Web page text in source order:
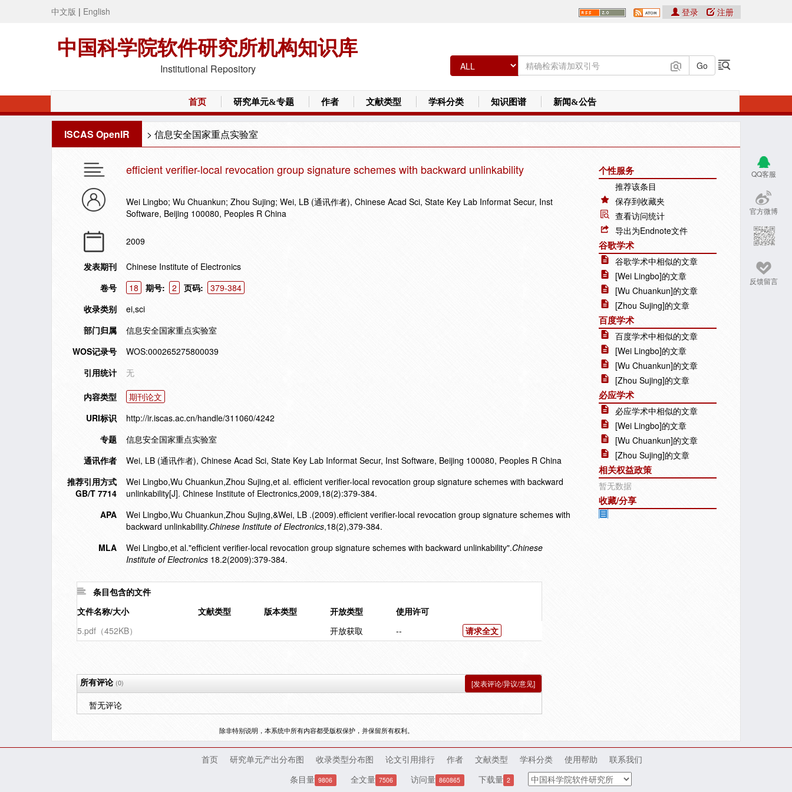
中文版 | English
中国科学院软件研究所机构知识库
Institutional Repository
登录 注册
首页 研究单元&专题 作者 文献类型 学科分类 知识图谱 新闻&公告
ISCAS OpenIR > 信息安全国家重点实验室
QQ客服
官方微博
反馈留言
efficient verifier-local revocation group signature schemes with backward unlinkability
Wei Lingbo; Wu Chuankun; Zhou Sujing; Wei, LB (通讯作者), Chinese Acad Sci, State Key Lab Informat Secur, Inst
Software, Beijing 100080, Peoples R China
2009
发表期刊
Chinese Institute of Electronics
卷号
18 期号: 2 页码:
379-384
收录类别
ei,sci
部门归属
信息安全国家重点实验室
WOS记录号
WOS:000265275800039
引用统计
无
内容类型
期刊论文
URI标识
http://ir.iscas.ac.cn/handle/311060/4242
专题
信息安全国家重点实验室
通讯作者
Wei, LB (通讯作者), Chinese Acad Sci, State Key Lab Informat Secur, Inst Software, Beijing 100080, Peoples R China
推荐引用方式
GB/T 7714
Wei Lingbo,Wu Chuankun,Zhou Sujing,et al. efficient verifier-local revocation group signature schemes with backward
unlinkability[J]. Chinese Institute of Electronics,2009,18(2):379-384.
APA
Wei Lingbo,Wu Chuankun,Zhou Sujing,&Wei, LB .(2009).efficient verifier-local revocation group signature schemes with
backward unlinkability.Chinese Institute of Electronics,18(2),379-384.
MLA
Wei Lingbo,et al."efficient verifier-local revocation group signature schemes with backward unlinkability".Chinese
Institute of Electronics 18.2(2009):379-384.
条目包含的文件
文件名称/大小
文献类型 版本类型 开放类型
使用许可
5.pdf（452KB）
开放获取 -- 请求全文
个性服务
推荐该条目
保存到收藏夹
查看访问统计
导出为Endnote文件
谷歌学术
谷歌学术中相似的文章
[Wei Lingbo]的文章
[Wu Chuankun]的文章
[Zhou Sujing]的文章
百度学术
百度学术中相似的文章
[Wei Lingbo]的文章
[Wu Chuankun]的文章
[Zhou Sujing]的文章
必应学术
必应学术中相似的文章
[Wei Lingbo]的文章
[Wu Chuankun]的文章
[Zhou Sujing]的文章
相关权益政策
暂无数据
收藏/分享
所有评论(0) [发表评论/异议/意见]
暂无评论
除非特别说明，本系统中所有内容都受版权保护，并保留所有权利。
首页 研究单元产出分布图 收录类型分布图 论文引用排行 作者 文献类型 学科分类 使用帮助
联系我们
条目量 9806 全文量 7506 访问量 860865 下载量 2